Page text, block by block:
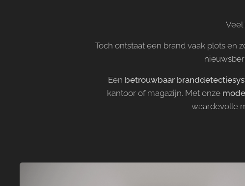
Veel
Toch ontstaat een brand vaak plots en
Een betrouwbaar
kantoor of magazijn. Met onze
waardevolle